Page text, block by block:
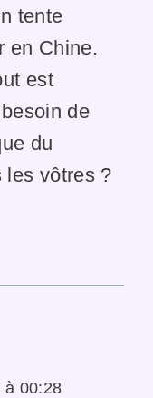
tente
en Chine.
est
de
du
vôtres ?
à 00:28